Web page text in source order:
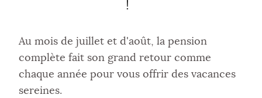
!
Au mois de juillet et d'août, la pension
complète fait son grand retour comme
chaque année pour vous offrir des vacances
sereines.